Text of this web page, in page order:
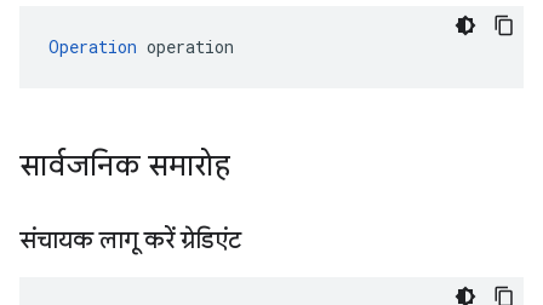
Operation operation
सार्वजनिक समारोह
संचायक लागू करें ग्रेडिएंट